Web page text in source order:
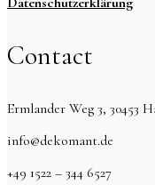
Contact
Ermlander Weg 3, 30453
info@dekomant.de
+49 1522 – 344 6527